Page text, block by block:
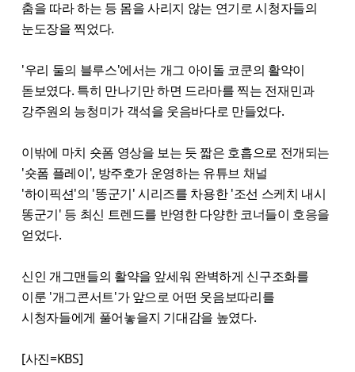
춤을 따라 하는 등 몸을 사리지 않는 연기로 시청자들의
눈도장을 찍었다.
'우리 둘의 블루스'에서는 개그 아이돌 코쿤의 활약이
돋보였다. 특히 만나기만 하면 드라마를 찍는 전재민과
강주원의 능청미가 객석을 웃음바다로 만들었다.
이밖에 마치 숏폼 영상을 보는 듯 짧은 호흡으로 전개되는
'숏폼 플레이', 방주호가 운영하는 유튜브 채널
'하이픽션'의 '똥군기' 시리즈를 차용한 '조선 스케치 내시
똥군기' 등 최신 트렌드를 반영한 다양한 코너들이 호응을
얻었다.
신인 개그맨들의 활약을 앞세워 완벽하게 신구조화를
이룬 '개그콘서트'가 앞으로 어떤 웃음보따리를
시청자들에게 풀어놓을지 기대감을 높였다.
[사진=KBS]